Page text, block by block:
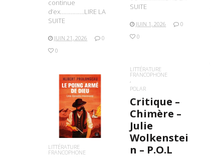
continue
d’ex…………….LIRE LA
SUITE
JUIN 21, 2026
0
0
SUITE
JUIN 1, 2026
0
0
LITTÉRATURE
FRANCOPHONE
POLAR
Critique –
Chimère –
Julie
Wolkenstei
n – P.O.L
LIRE LA SUITE
LITTÉRATURE
FRANCOPHONE